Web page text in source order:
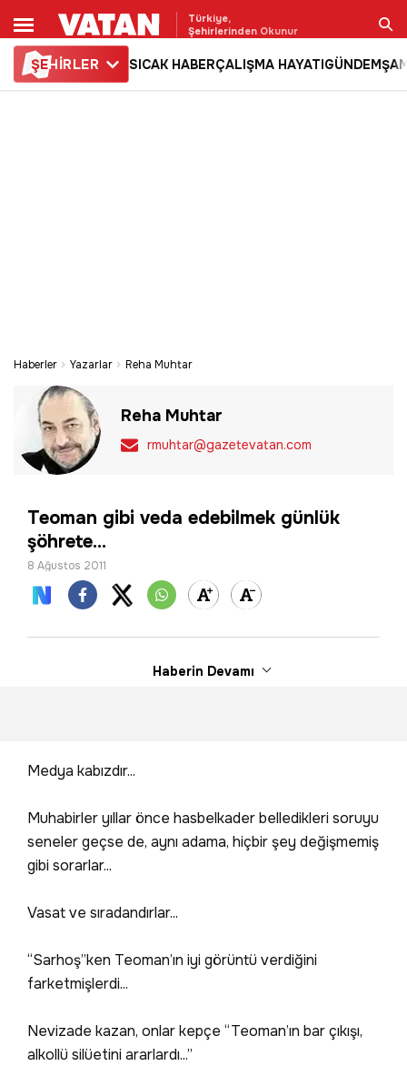
Türkiye,
Şehirlerinden Okunur
ŞEHİRLER SICAK HABERÇALIŞMA HAYATIGÜNDEM
Haberler Yazarlar Reha Muhtar
Reha Muhtar
rmuhtar@gazetevatan.com
Teoman gibi veda edebilmek günlük
şöhrete...
8 Ağustos 2011
Haberin Devamı
Medya kabızdır...
Muhabirler yıllar önce hasbelkader belledikleri soruyu
seneler geçse de, aynı adama, hiçbir şey değişmemiş
gibi sorarlar...
Vasat ve sıradandırlar...
“Sarhoş”ken Teoman’ın iyi görüntü verdiğini
farketmişlerdi...
Nevizade kazan, onlar kepçe “Teoman’ın bar çıkışı,
alkollü silüetini ararlardı...”